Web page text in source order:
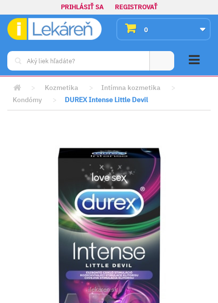
PRIHLÁSIŤ SA REGISTROVAŤ
0
> Kozmetika > Intímna kozmetika
>
Kondómy
> DUREX Intense Little Devil